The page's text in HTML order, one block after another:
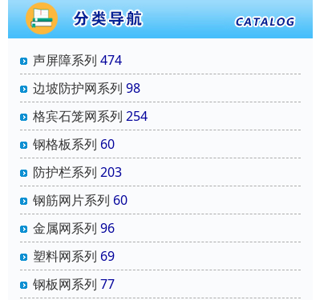
声屏障系列 474
边坡防护网系列 98
格宾石笼网系列 254
钢格板系列 60
防护栏系列 203
钢筋网片系列 60
金属网系列 96
塑料网系列 69
钢板网系列 77